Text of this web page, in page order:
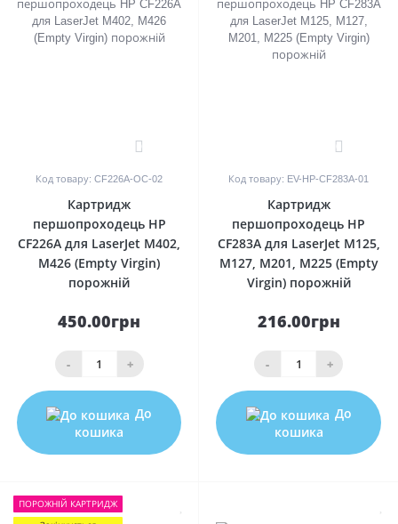
Код товару: CF226A-OC-02
Картридж
першопроходець HP
CF226A для LaserJet M402,
M426 (Empty Virgin)
порожній
450.00грн
- +
До
кошика
Код товару: EV-HP-CF283A-01
Картридж
першопроходець HP
CF283A для LaserJet M125,
M127, M201, M225 (Empty
Virgin) порожній
216.00грн
- +
До
кошика
ПОРОЖНIЙ КАРТРИДЖ